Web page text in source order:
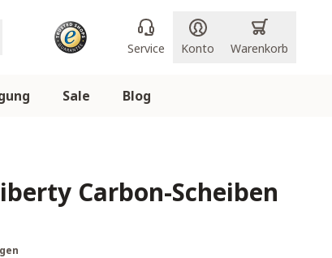
Sale Blog
Service Konto Warenkorb
Carbon-Scheiben